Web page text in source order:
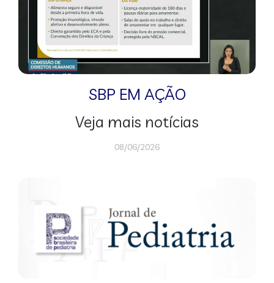
SBP EM AÇÃO
Veja mais notícias
08/06/2026